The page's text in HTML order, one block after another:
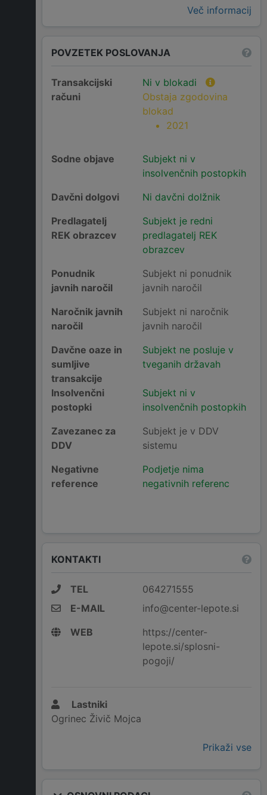
Več informacij
POVZETEK POSLOVANJA
Transakcijski
računi
Ni v blokadi
Obstaja zgodovina
blokad
2021
Sodne objave
Subjekt ni v
insolvenčnih postopkih
Davčni dolgovi
Ni davčni dolžnik
Predlagatelj
REK obrazcev
Subjekt je redni
predlagatelj REK
obrazcev
Ponudnik
javnih naročil
Subjekt ni ponudnik
javnih naročil
Naročnik javnih
naročil
Subjekt ni naročnik
javnih naročil
Davčne oaze in
sumljive
transakcije
Subjekt ne posluje v
tveganih državah
Insolvenčni
postopki
Subjekt ni v
insolvenčnih postopkih
Zavezanec za
DDV
Subjekt je v DDV
sistemu
Negativne
reference
Podjetje nima
negativnih referenc
KONTAKTI
TEL
064271555
E-MAIL
info@center-lepote.si
WEB
https://center-
lepote.si/splosni-
pogoji/
Lastniki
Ogrinec Živič Mojca
Prikaži vse